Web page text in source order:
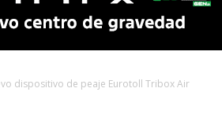
dispositivo de peaje Eurotoll Tribox Air